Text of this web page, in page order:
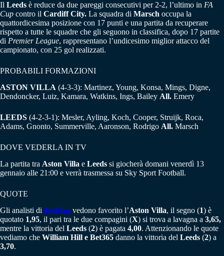
Il Leeds è reduce da due pareggi consecutivi per 2-2, l’ultimo in FA
Cup contro il Cardiff City. La squadra di Marsch occupa la
quattordicesima posizione con 17 punti e una partita da recuperare
rispetto a tutte le squadre che gli seguono in classifica, dopo 17 partite
di Premier League, rappresentano l’undicesimo miglior attacco del
campionato, con 25 gol realizzati.
PROBABILI FORMAZIONI
ASTON VILLA (4-3-3): Martinez, Young, Konsa, Mings, Digne,
Dendoncker, Luiz, Kamara, Watkins, Ings, Bailey All. Emery
LEEDS (4-2-3-1): Mesler, Ayling, Koch, Cooper, Struijk, Roca,
Adams, Gnonto, Summerville, Aaronson, Rodrigo All. Marsch
DOVE VEDERLA IN TV
La partita tra Aston Villa e Leeds si giocherà domani venerdì 13
gennaio alle 21:00 e verrà trasmessa su Sky Sport Football.
QUOTE
Gli analisti di BetFlag vedono favorito l’Aston Villa, il segno (1) è
quotato 1,95, il pari tra le due compagini (X) si trova a lavagna a 3,65,
mentre la vittoria del Leeds (2) è pagata 4,00. Attenzionando le quote
vediamo che William Hill e Bet365 danno la vittoria del Leeds (2) a
3,70.